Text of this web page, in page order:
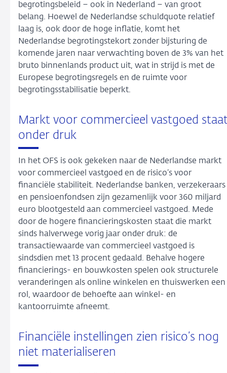
begrotingsbeleid – ook in Nederland – van groot
belang. Hoewel de Nederlandse schuldquote relatief
laag is, ook door de hoge inflatie, komt het
Nederlandse begrotingstekort zonder bijsturing de
komende jaren naar verwachting boven de 3% van het
bruto binnenlands product uit, wat in strijd is met de
Europese begrotingsregels en de ruimte voor
begrotingsstabilisatie beperkt.
Markt voor commercieel vastgoed
onder druk
In het OFS is ook gekeken naar de Nederlandse markt
voor commercieel vastgoed en de risico’s voor
financiële stabiliteit. Nederlandse banken, verzekeraars
en pensioenfondsen zijn gezamenlijk voor 360 miljard
euro blootgesteld aan commercieel vastgoed. Mede
door de hogere financieringskosten staat die markt
sinds halverwege vorig jaar onder druk: de
transactiewaarde van commercieel vastgoed is
sindsdien met 13 procent gedaald. Behalve hogere
financierings- en bouwkosten spelen ook structurele
veranderingen als online winkelen en thuiswerken een
rol, waardoor de behoefte aan winkel- en
kantoorruimte afneemt.
Financiële instellingen zien risico’s nog
niet materialiseren